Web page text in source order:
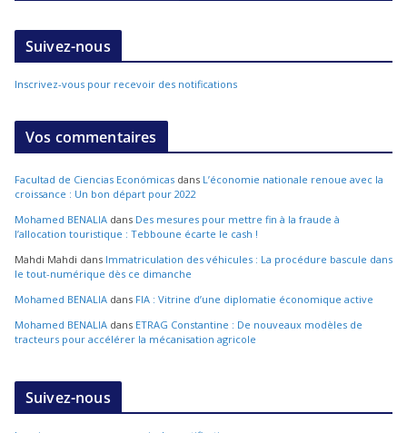
Suivez-nous
Inscrivez-vous pour recevoir des notifications
Vos commentaires
Facultad de Ciencias Económicas dans L’économie nationale renoue avec la
croissance : Un bon départ pour 2022
Mohamed BENALIA dans Des mesures pour mettre fin à la fraude à
l’allocation touristique : Tebboune écarte le cash !
Mahdi Mahdi dans Immatriculation des véhicules : La procédure bascule dans
le tout-numérique dès ce dimanche
Mohamed BENALIA dans FIA : Vitrine d’une diplomatie économique active
Mohamed BENALIA dans ETRAG Constantine : De nouveaux modèles de
tracteurs pour accélérer la mécanisation agricole
Suivez-nous